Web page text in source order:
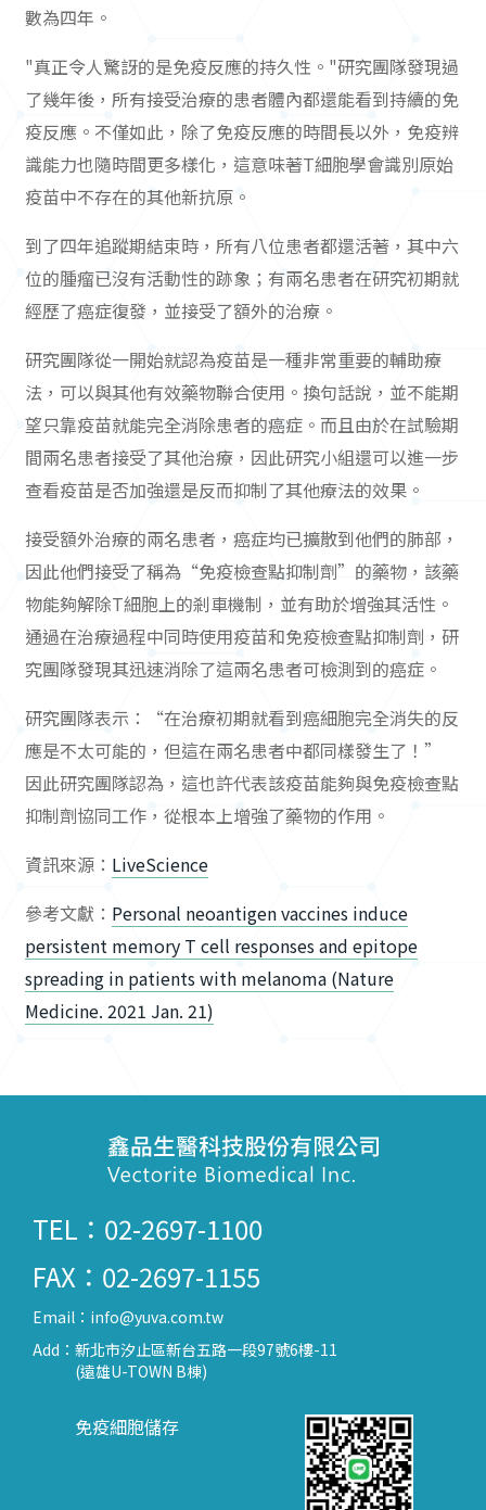
數為四年。
"真正令人驚訝的是免疫反應的持久性。"研究團隊發現過
了幾年後，所有接受治療的患者體內都還能看到持續的免
疫反應。不僅如此，除了免疫反應的時間長以外，免疫辨
識能力也隨時間更多樣化，這意味著T細胞學會識別原始
疫苗中不存在的其他新抗原。
到了四年追蹤期結束時，所有八位患者都還活著，其中六
位的腫瘤已沒有活動性的跡象；有兩名患者在研究初期就
經歷了癌症復發，並接受了額外的治療。
研究團隊從一開始就認為疫苗是一種非常重要的輔助療
法，可以與其他有效藥物聯合使用。換句話說，並不能期
望只靠疫苗就能完全消除患者的癌症。而且由於在試驗期
間兩名患者接受了其他治療，因此研究小組還可以進一步
查看疫苗是否加強還是反而抑制了其他療法的效果。
接受額外治療的兩名患者，癌症均已擴散到他們的肺部，
因此他們接受了稱為“免疫檢查點抑制劑”的藥物，該藥
物能夠解除T細胞上的剎車機制，並有助於增強其活性。
通過在治療過程中同時使用疫苗和免疫檢查點抑制劑，研
究團隊發現其迅速消除了這兩名患者可檢測到的癌症。
研究團隊表示：“在治療初期就看到癌細胞完全消失的反
應是不太可能的，但這在兩名患者中都同樣發生了！”
因此研究團隊認為，這也許代表該疫苗能夠與免疫檢查點
抑制劑協同工作，從根本上增強了藥物的作用。
資訊來源： LiveScience
參考文獻： Personal neoantigen vaccines induce
persistent memory T cell responses and epitope
spreading in patients with melanoma (Nature
Medicine. 2021 Jan. 21)
TEL：02-2697-1100
FAX：02-2697-1155
Email： info@yuva.com.tw
Add： 新北市汐止區新台五路一段97號6樓-11
(遠雄U-TOWN B棟)
免疫細胞儲存